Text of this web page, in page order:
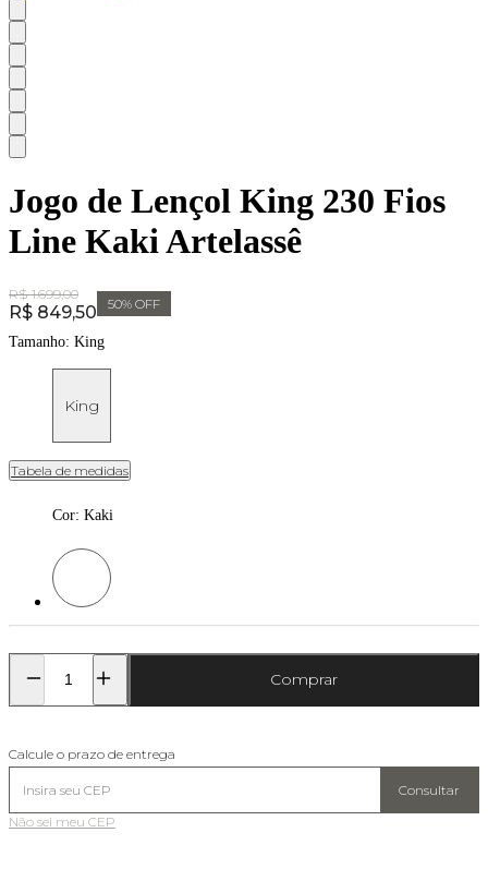
Jogo de Lençol King 230 Fios
Line Kaki Artelassê
Original Price:
R$ 1.699,00
Price:
R$ 849,50 50% OFF
Tamanho: King
King
Tabela de medidas
Cor: Kaki
Cor: Kaki
Comprar
Calcule o prazo de entrega
Consultar
Não sei meu CEP